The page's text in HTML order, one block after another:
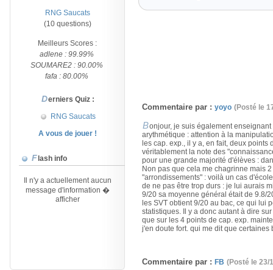
RNG Saucats
(10 questions)
Meilleurs Scores :
adlene : 99.99%
SOUMARE2 : 90.00%
fafa : 80.00%
Derniers Quiz :
RNG Saucats
A vous de jouer !
Flash info
message d'information �
afficher
Commentaire par : yoyo (Posté le
Bonjour, je suis également
arythmétique : attention à la
les cap. exp., il y a, en fait, deux
véritablement la note des
pour une grande majorité d'élèves :
Non pas que cela me chagrinne mais
"arrondissements" : voilà un cas
de ne pas être trop durs : je lui aurais
9/20 sa moyenne général était de 9.8/
les SVT obtient 9/20 au bac, ce qui lui
statistiques. Il y a donc autant à dire
que sur les 4 points de cap. exp.
j'en doute fort. qui me dit que
Commentaire par : FB (Posté le 23/